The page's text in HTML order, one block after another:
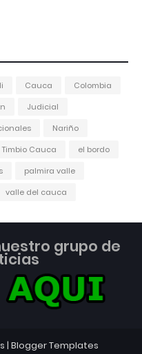
Cauca
Colombia
Judicial
Nariño
Timbio Cauca
el bordo
palmira valle
valle del cauca
grupo de
| Blogger Templates